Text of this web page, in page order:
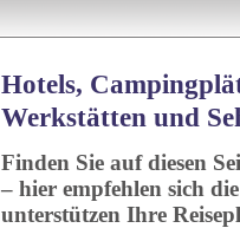
Hotels,
Werkstätten und
Finden Sie auf diesen
– hier empfehlen sich
unterstützen Ihre